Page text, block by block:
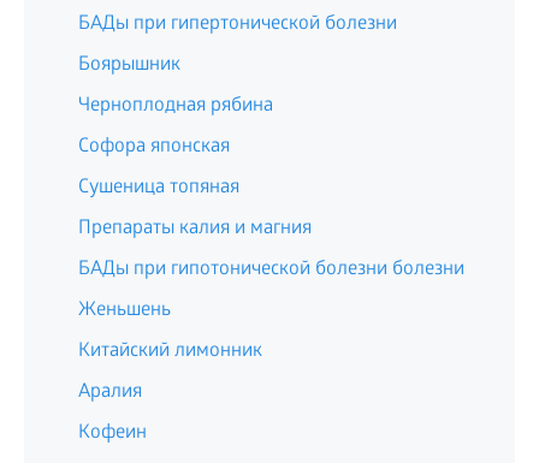
БАДы при гипертонической болезни
Боярышник
Черноплодная рябина
Софора японская
Сушеница топяная
Препараты калия и магния
БАДы при гипотонической болезни болезни
Женьшень
Китайский лимонник
Аралия
Кофеин